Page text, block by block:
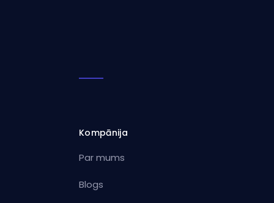
Kompānija
Par mums
Blogs